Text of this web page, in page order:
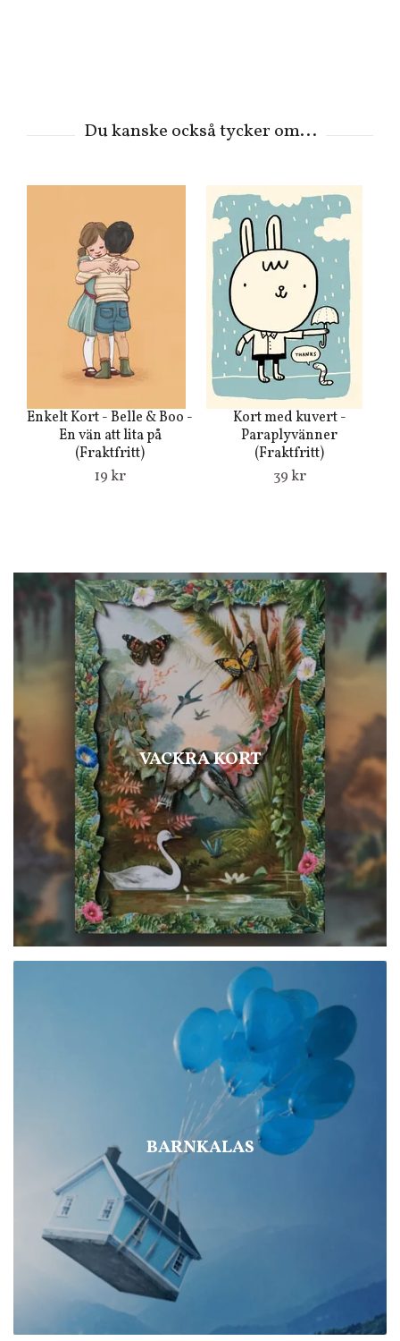
VACKRA KORT
BARNKALAS
Enkelt Kort - Belle & Boo -
En vän att lita på
(Fraktfritt)
19 kr
Kort med kuvert -
Paraplyvänner
(Fraktfritt)
39 kr